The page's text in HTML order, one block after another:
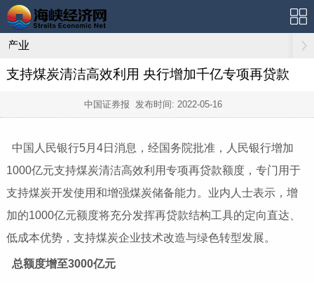
产业
支持煤炭清洁高效利用 央行增加千亿专项再贷款
中国证券报 发布时间: 2022-05-16
中国人民银行5月4日消息，经国务院批准，人民银行增加
1000亿元支持煤炭清洁高效利用专项再贷款额度，专门用于
支持煤炭开发使用和增强煤炭储备能力。业内人士表示，增
加的1000亿元额度将充分发挥再贷款结构工具的定向直达、
低成本优势，支持煤炭企业技术改造与绿色转型发展。
总额度增至3000亿元